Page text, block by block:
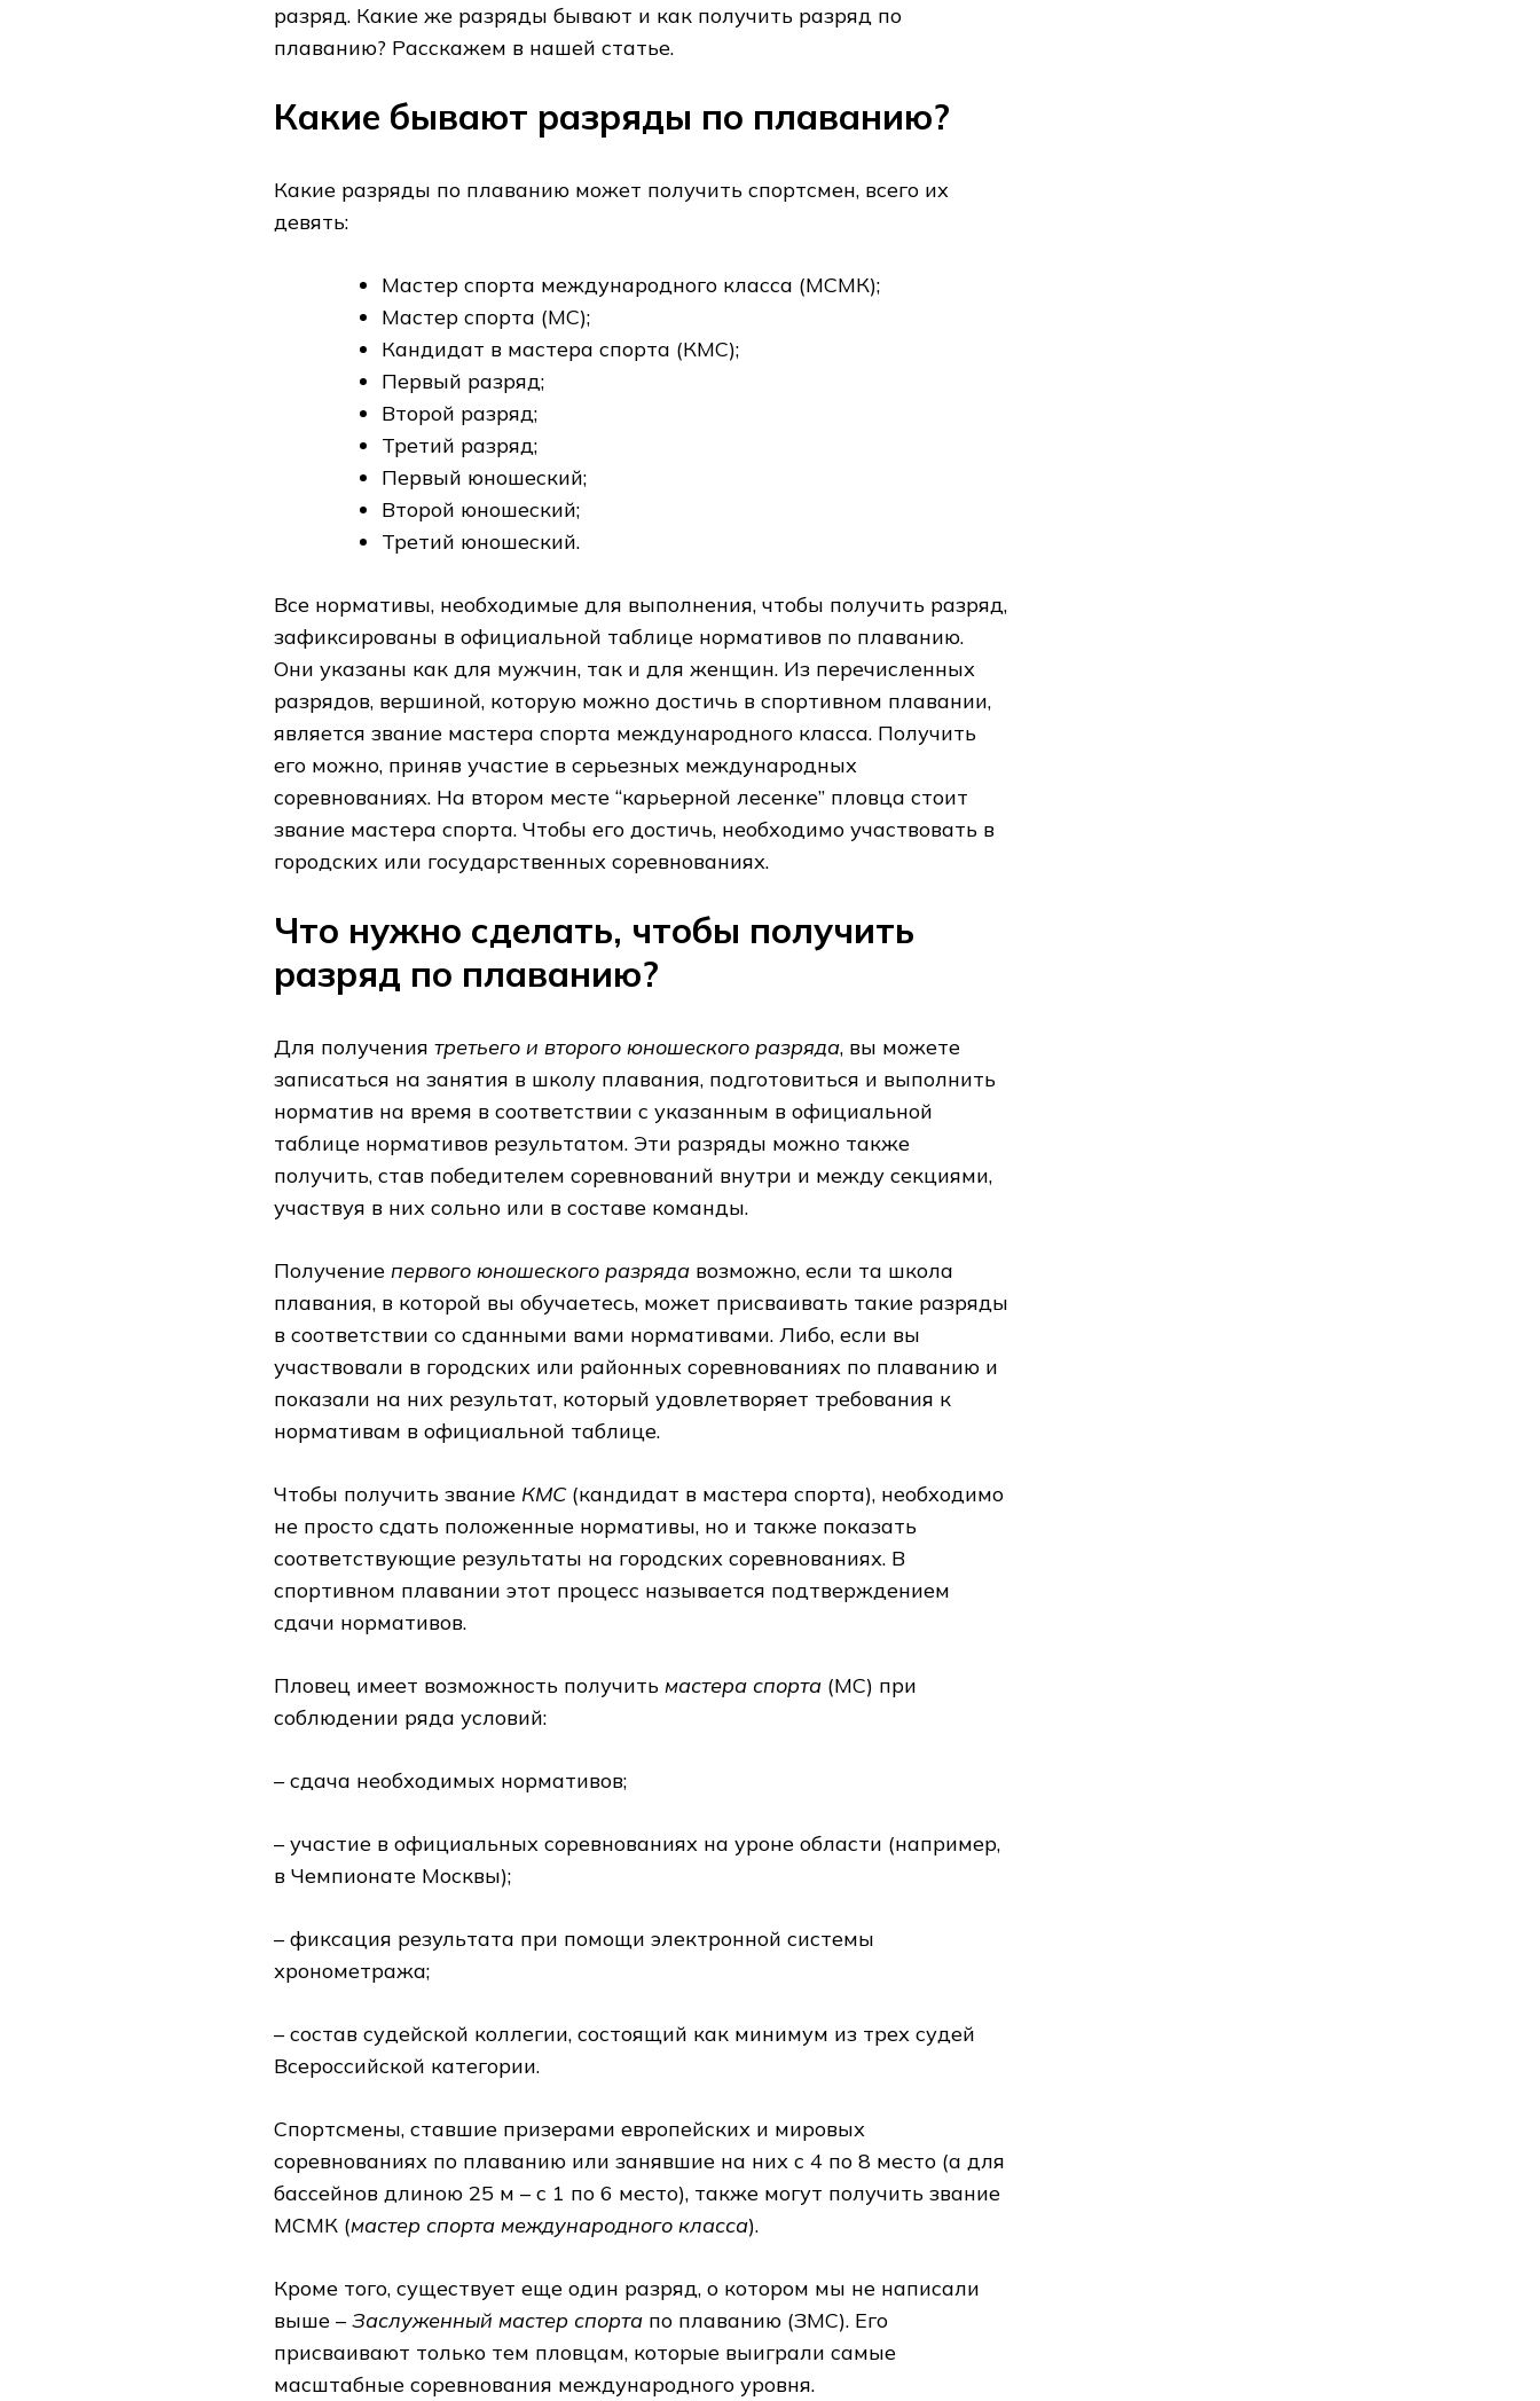
разряд. Какие же разряды бывают и как получить разряд по
плаванию? Расскажем в нашей статье.
Какие бывают разряды по плаванию?
Какие разряды по плаванию может получить спортсмен, всего их
девять:
Мастер спорта международного класса (МСМК);
Мастер спорта (МС);
Кандидат в мастера спорта (КМС);
Первый разряд;
Второй разряд;
Третий разряд;
Первый юношеский;
Второй юношеский;
Третий юношеский.
Все нормативы, необходимые для выполнения, чтобы получить разряд,
зафиксированы в официальной таблице нормативов по плаванию.
Они указаны как для мужчин, так и для женщин. Из перечисленных
разрядов, вершиной, которую можно достичь в спортивном плавании,
является звание мастера спорта международного класса. Получить
его можно, приняв участие в серьезных международных
соревнованиях. На втором месте “карьерной лесенке” пловца стоит
звание мастера спорта. Чтобы его достичь, необходимо участвовать в
городских или государственных соревнованиях.
Что нужно сделать, чтобы получить
разряд по плаванию?
Для получения третьего и второго юношеского разряда, вы можете
записаться на занятия в школу плавания, подготовиться и выполнить
норматив на время в соответствии с указанным в официальной
таблице нормативов результатом. Эти разряды можно также
получить, став победителем соревнований внутри и между секциями,
участвуя в них сольно или в составе команды.
Получение первого юношеского разряда возможно, если та школа
плавания, в которой вы обучаетесь, может присваивать такие разряды
в соответствии со сданными вами нормативами. Либо, если вы
участвовали в городских или районных соревнованиях по плаванию и
показали на них результат, который удовлетворяет требования к
нормативам в официальной таблице.
Чтобы получить звание КМС (кандидат в мастера спорта), необходимо
не просто сдать положенные нормативы, но и также показать
соответствующие результаты на городских соревнованиях. В
спортивном плавании этот процесс называется подтверждением
сдачи нормативов.
Пловец имеет возможность получить мастера спорта (МС) при
соблюдении ряда условий:
– сдача необходимых нормативов;
– участие в официальных соревнованиях на уроне области (например,
в Чемпионате Москвы);
– фиксация результата при помощи электронной системы
хронометража;
– состав судейской коллегии, состоящий как минимум из трех судей
Всероссийской категории.
Спортсмены, ставшие призерами европейских и мировых
соревнованиях по плаванию или занявшие на них с 4 по 8 место (а для
бассейнов длиною 25 м – с 1 по 6 место), также могут получить звание
МСМК (мастер спорта международного класса).
Кроме того, существует еще один разряд, о котором мы не написали
выше – Заслуженный мастер спорта по плаванию (ЗМС). Его
присваивают только тем пловцам, которые выиграли самые
масштабные соревнования международного уровня.